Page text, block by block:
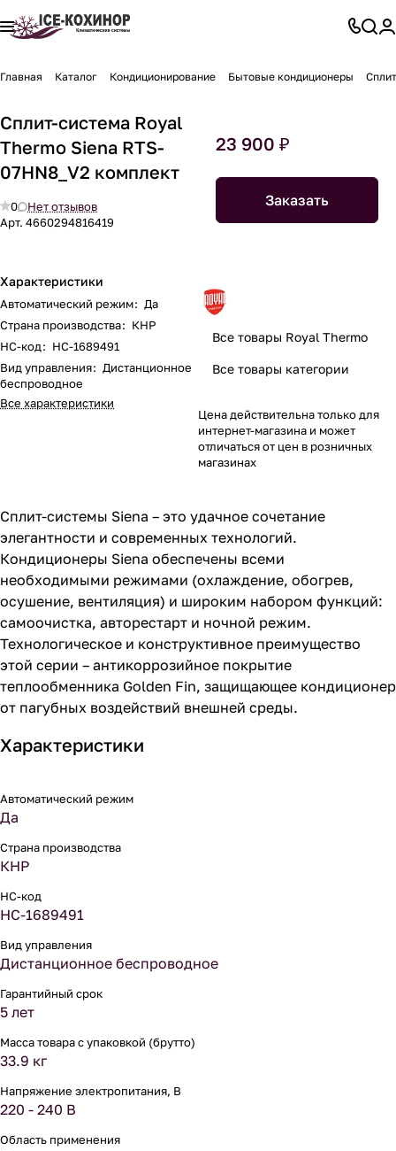
Главная Каталог Кондиционирование Бытовые кондиционеры
Сплит-система Royal
Thermo Siena RTS-
07HN8_V2 комплект
0
Нет отзывов
Арт. 4660294816419
Характеристики
Автоматический режим: Да
Страна производства: КНР
НС-код: НС-1689491
Вид управления: Дистанционное
беспроводное
Все характеристики
23 900 ₽
Заказать
Все товары Royal Thermo
Все товары категории
Цена действительна только для
интернет-магазина и может
отличаться от цен в розничных
магазинах
Сплит-системы Siena – это удачное сочетание
элегантности и современных технологий.
Кондиционеры Siena обеспечены всеми
необходимыми режимами (охлаждение, обогрев,
осушение, вентиляция) и широким набором функций:
самоочистка, авторестарт и ночной режим.
Технологическое и конструктивное преимущество
этой серии – антикоррозийное покрытие
теплообменника Golden Fin, защищающее кондиционер
от пагубных воздействий внешней среды.
Характеристики
Автоматический режим
Да
Страна производства
КНР
НС-код
НС-1689491
Вид управления
Дистанционное беспроводное
Гарантийный срок
5 лет
Масса товара с упаковкой (брутто)
33.9 кг
Напряжение электропитания, В
220 - 240 В
Область применения